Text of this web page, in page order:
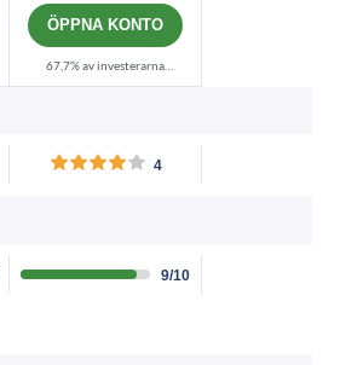
ÖPPNA KONTO
67,7% av investerarna
överväga om du har råd att
ansvarsfullt.......
4
9/10